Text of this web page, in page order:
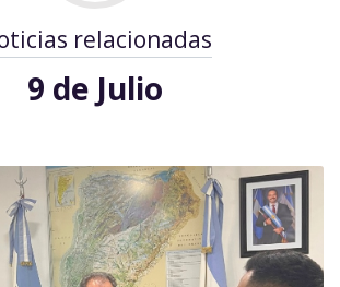
relacionadas
9 de Julio